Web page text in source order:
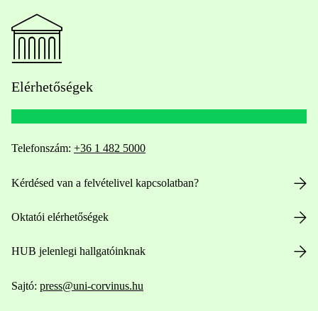
Elérhetőségek
Telefonszám: +36 1 482 5000
Kérdésed van a felvételivel kapcsolatban?
Oktatói elérhetőségek
HUB jelenlegi hallgatóinknak
Sajtó: press@uni-corvinus.hu